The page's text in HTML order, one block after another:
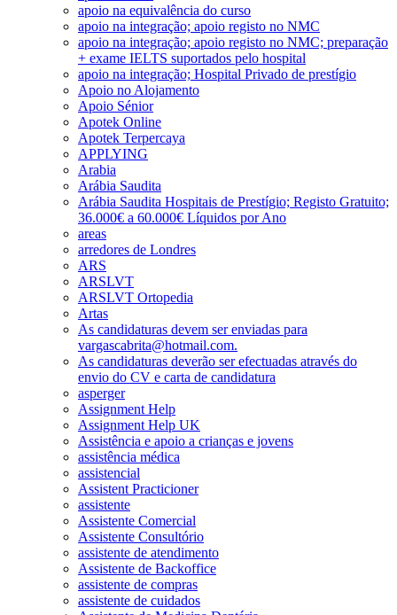
apoio na equivalência do curso
apoio na integração; apoio registo no NMC
apoio na integração; apoio registo no NMC; preparação
+ exame IELTS suportados pelo hospital
apoio na integração; Hospital Privado de prestígio
Apoio no Alojamento
Apoio Sénior
Apotek Online
Apotek Terpercaya
APPLYING
Arabia
Arábia Saudita
Arábia Saudita Hospitais de Prestígio; Registo Gratuito;
36.000€ a 60.000€ Líquidos por Ano
areas
arredores de Londres
ARS
ARSLVT
ARSLVT Ortopedia
Artas
As candidaturas devem ser enviadas para
vargascabrita@hotmail.com.
As candidaturas deverão ser efectuadas através do
envio do CV e carta de candidatura
asperger
Assignment Help
Assignment Help UK
Assistência e apoio a crianças e jovens
assistência médica
assistencial
Assistent Practicioner
assistente
Assistente Comercial
Assistente Consultório
assistente de atendimento
Assistente de Backoffice
assistente de compras
assistente de cuidados